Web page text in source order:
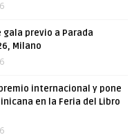
previo a Parada
Milano
internacional y pone
en la Feria del Libro